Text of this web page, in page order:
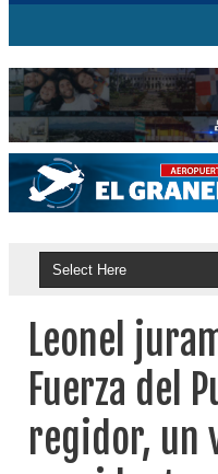
Leonel
Fuerza del
regidor, un